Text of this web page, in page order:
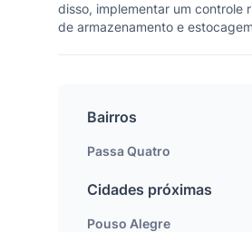
disso, implementar um controle
de armazenamento e
Bairros
Passa Quatro
Cidades próximas
Pouso Alegre